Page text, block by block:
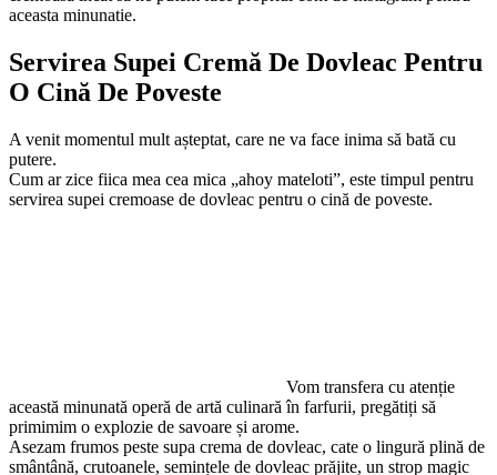
aceasta minunatie.
Servirea Supei Cremă De Dovleac Pentru
O Cină De Poveste
A venit momentul mult așteptat, care ne va face inima să bată cu
putere.
Cum ar zice fiica mea cea mica „ahoy mateloti”, este timpul pentru
servirea supei cremoase de dovleac pentru o cină de poveste.
Vom transfera cu atenție
această minunată operă de artă culinară în farfurii, pregătiți să
primimim o explozie de savoare și arome.
Asezam frumos peste supa crema de dovleac, cate o lingură plină de
smântână, crutoanele, semințele de dovleac prăjite, un strop magic